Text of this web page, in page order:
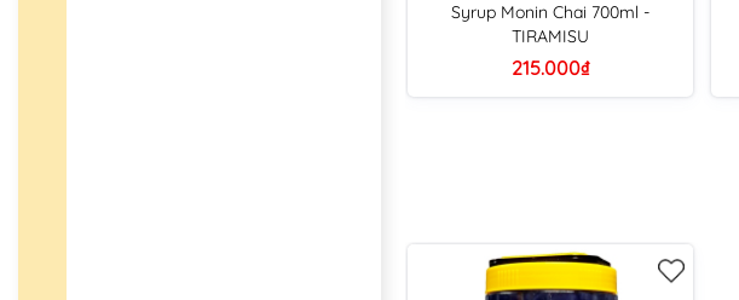
Syrup Monin Chai 700ml -
TIRAMISU
215.000₫